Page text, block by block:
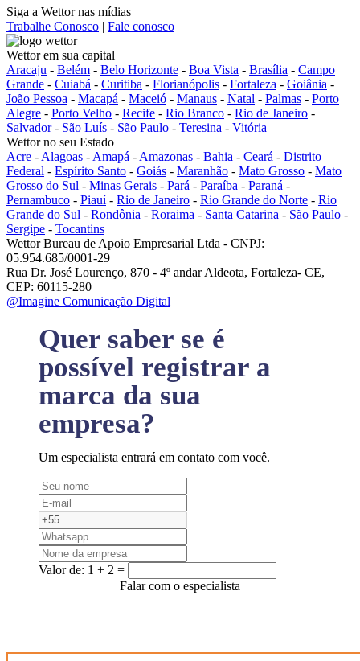
Siga a Wettor nas mídias
Trabalhe Conosco | Fale conosco
Wettor em sua capital
Aracaju - Belém - Belo Horizonte - Boa Vista - Brasília - Campo
Grande - Cuiabá - Curitiba - Florianópolis - Fortaleza - Goiânia -
João Pessoa - Macapá - Maceió - Manaus - Natal - Palmas - Porto
Alegre - Porto Velho - Recife - Rio Branco - Rio de Janeiro -
Salvador- São Luís - São Paulo - Teresina - Vitória
Wettor no seu Estado
Acre - Alagoas - Amapá - Amazonas - Bahia - Ceará - Distrito
Federal - Espírito Santo - Goiás - Maranhão - Mato Grosso - Mato
Grosso do Sul - Minas Gerais - Pará - Paraíba - Paraná -
Pernambuco - Piauí- Rio de Janeiro - Rio Grande do Norte - Rio
Grande do Sul - Rondônia - Roraima - Santa Catarina - São Paulo -
Sergipe - Tocantins
Wettor Bureau de Apoio Empresarial Ltda - CNPJ:
05.954.685/0001-29
Rua Dr. José Lourenço, 870 - 4º andar Aldeota, Fortaleza- CE,
CEP: 60115-280
@Imagine Comunicação Digital
Quer saber se é
possível registrar a
marca da sua
empresa?
Um especialista entrará em contato com você.
Valor de: 1 + 2 =
Falar com o especialista